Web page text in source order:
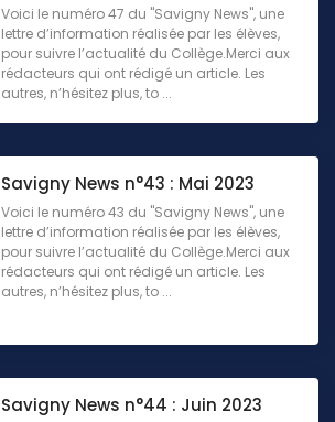
Voici le numéro 47 du "Savigny News", une
lettre d’information réalisée par les élèves,
pour suivre l’actualité du Collège.Merci aux
rédacteurs qui ont rédigé un article. Les
autres, n’hésitez plus, to ...
Savigny News n°43 : Mai 2023
Voici le numéro 43 du "Savigny News", une
lettre d’information réalisée par les élèves,
pour suivre l’actualité du Collège.Merci aux
rédacteurs qui ont rédigé un article. Les
autres, n’hésitez plus, to ...
Savigny News n°44 : Juin 2023